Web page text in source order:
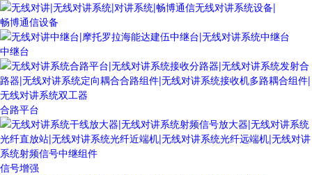
畅博通信设备
中继台
合路平台
信号增强